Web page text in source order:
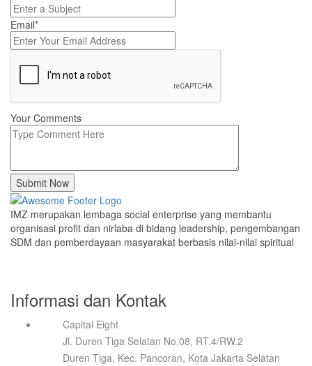
Email*
Your Comments
Submit Now
IMZ merupakan lembaga social enterprise yang membantu
organisasi profit dan nirlaba di bidang leadership, pengembangan
SDM dan pemberdayaan masyarakat berbasis nilai-nilai spiritual
Informasi dan Kontak
Capital Eight
Jl. Duren Tiga Selatan No.08, RT.4/RW.2
Duren Tiga, Kec. Pancoran, Kota Jakarta Selatan